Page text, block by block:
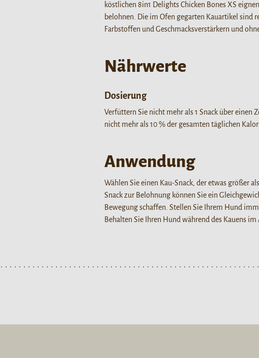
köstlichen 8in1 Delights Chicken Bones XS
belohnen. Die im Ofen gegarten Kauartikel sind
Farbstoffen und Geschmacksverstärkern und
Nährwerte
Dosierung
Verfüttern Sie nicht mehr als 1 Snack über einen
nicht mehr als 10 % der gesamten täglichen
Anwendung
Wählen Sie einen Kau-Snack, der etwas größer
Snack zur Belohnung können Sie ein
Bewegung schaffen. Stellen Sie Ihrem Hund
Behalten Sie Ihren Hund während des Kauens im